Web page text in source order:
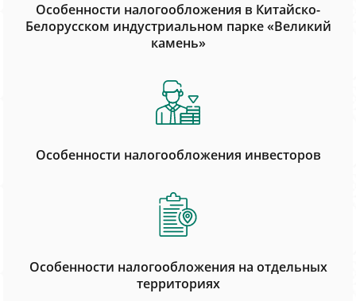
Особенности налогообложения в Китайско-
Белорусском индустриальном парке «Великий
камень»
Особенности налогообложения инвесторов
Особенности налогообложения на отдельных
территориях